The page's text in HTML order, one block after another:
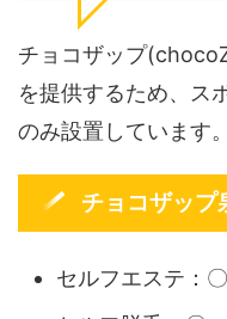
チョコザップ
を提供するため、ス
のみ設置しています。
チョコザップ
セルフエステ：〇